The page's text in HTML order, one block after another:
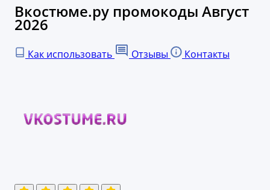
Вкостюме.ру промокоды Август
2026
Как использовать Отзывы Контакты